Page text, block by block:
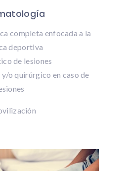
completa enfocada a la
deportiva
de lesiones
o quirúrgico en caso de